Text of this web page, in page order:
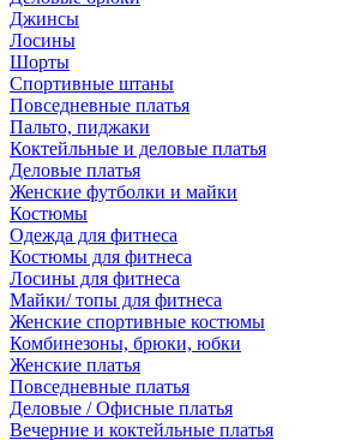
Джинсы
Лосины
Шорты
Спортивные штаны
Повседневные платья
Пальто, пиджаки
Коктейльные и деловые платья
Деловые платья
Женские футболки и майки
Костюмы
Одежда для фитнеса
Костюмы для фитнеса
Лосины для фитнеса
Майки/ топы для фитнеса
Женские спортивные костюмы
Комбинезоны, брюки, юбки
Женские платья
Повседневные платья
Деловые / Офисные платья
Вечерние и коктейльные платья